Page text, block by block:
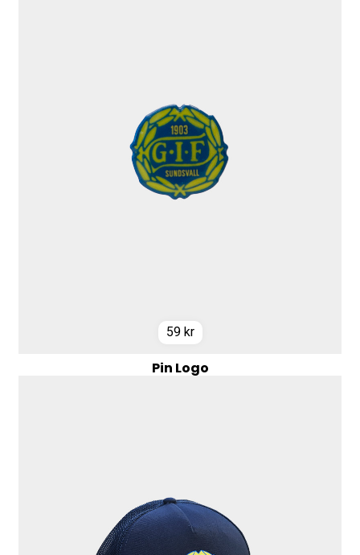
59 kr
Pin Logo